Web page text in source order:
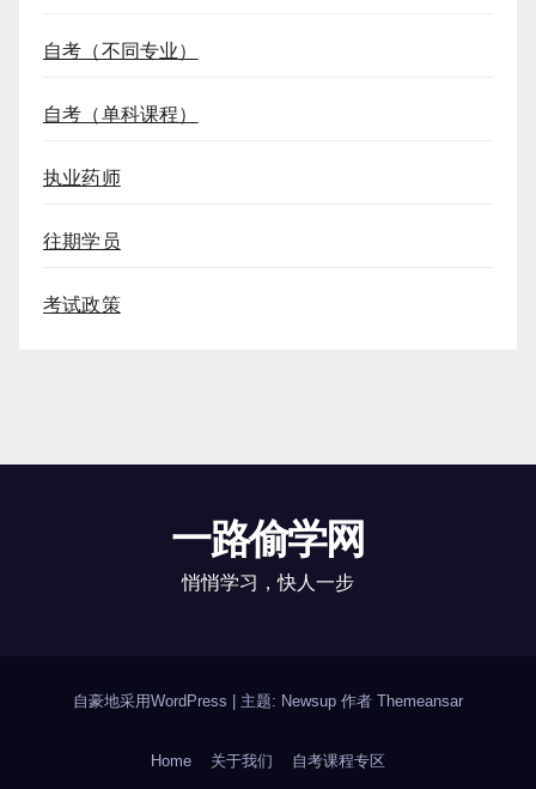
自考（不同专业）
自考（单科课程）
执业药师
往期学员
考试政策
一路偷学网
悄悄学习，快人一步
自豪地采用WordPress 主题: Newsup 作者 Themeansar
Home 关于我们 自考课程专区